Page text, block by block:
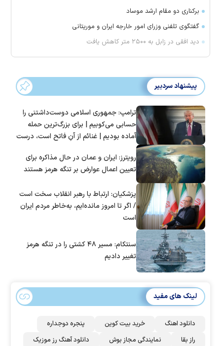
برکناری دو مقام ارشد موساد
گفتگوی تلفنی وزرای امور خارجه ایران و موریتانی
دید افقی در زابل به ۲۵۰۰ متر کاهش یافت
پیشنهاد سردبیر
ترامپ: جمهوری اسلامی دوست‌داشتنی را
حسابی می‌کوبیم | برای بزرگ‌ترین حمله
آماده بودیم | غنائم از آنِ فاتح است، درست
رویترز: ایران و عمان در حال مذاکره برای
تعیین اعمال عوارض بر تنگه هرمز هستند
پزشکیان: ارتباط با رهبر انقلاب سخت است
/ اگر تا امروز مانده‌ایم، به‌خاطر مردم ایران
است
سنتکام: مسیر ۴۸ کشتی را در تنگه هرمز
تغییر دادیم
لینک های مفید
دانلود اهنگ خرید بیت کوین
پنجره دوجداره
راز بقا
نمایندگی مجاز بوش دانلود آهنگ رز‌ موزیک